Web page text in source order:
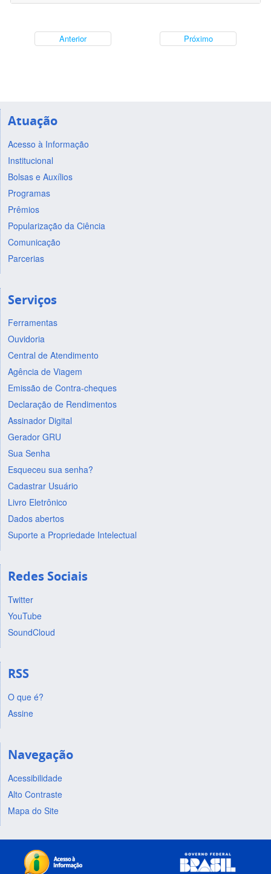
Anterior Próximo
Atuação
Acesso à Informação
Institucional
Bolsas e Auxílios
Programas
Prêmios
Popularização da Ciência
Comunicação
Parcerias
Serviços
Ferramentas
Ouvidoria
Central de Atendimento
Agência de Viagem
Emissão de Contra-cheques
Declaração de Rendimentos
Assinador Digital
Gerador GRU
Sua Senha
Esqueceu sua senha?
Cadastrar Usuário
Livro Eletrônico
Dados abertos
Suporte a Propriedade Intelectual
Redes Sociais
Twitter
YouTube
SoundCloud
RSS
O que é?
Assine
Navegação
Acessibilidade
Alto Contraste
Mapa do Site